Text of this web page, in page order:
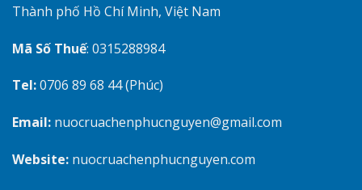
Thành phố Hồ Chí Minh, Việt Nam
Mã Số Thuế: 0315288984
Tel:0706 89 68 44 (Phúc)
Email: nuocruachenphucnguyen@gmail.com
Website: nuocruachenphucnguyen.com